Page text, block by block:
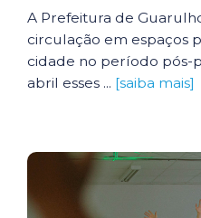
A Prefeitura de
circulação em espaços
cidade no período pós-
abril esses ... [saiba mais]